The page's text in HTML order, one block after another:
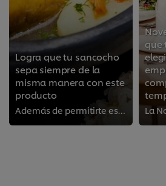
Logra que tu sancocho
sepa siempre de la
misma manera con este
producto
Además de permitirte estandarizar tu receta de sancocho, este producto te ayudará a ahorrar costos y tiempo.
que